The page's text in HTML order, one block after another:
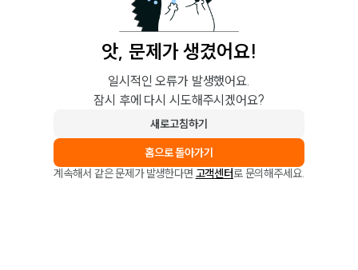
앗, 문제가 생겼어요!
일시적인 오류가 발생했어요.
잠시 후에 다시 시도해주시겠어요?
새로고침하기
홈으로 돌아가기
계속해서 같은 문제가 발생한다면 고객센터로 문의해주세요.